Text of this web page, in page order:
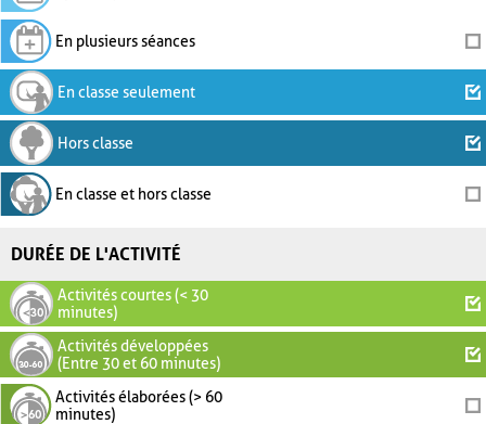
En plusieurs séances
En classe seulement
Hors classe
En classe et hors classe
DURÉE DE L'ACTIVITÉ
Activités courtes (< 30
minutes)
Activités développées
(Entre 30 et 60 minutes)
Activités élaborées (> 60
minutes)